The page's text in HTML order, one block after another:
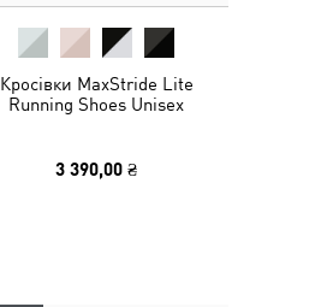
Кросівки MaxStride Lite
Running Shoes Unisex
3 390,00 ₴